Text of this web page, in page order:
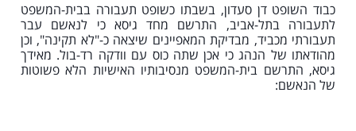
כבוד השופט דן סעדון, בשבתו כשופט תעבורה בבית-המשפט
לתעבורה בתל-אביב, התרשם מחד גיסא כי לנאשם עבר
תעבורתי מכביד, מבדיקת המאפיינים שיצאה כ-"לא תקינה", וכן
מהודאתו של הנהג כי אכן שתה כוס עם וודקה רד-בול. מאידך
גיסא, התרשם בית-המשפט מנסיבותיו האישיות הלא פשוטות
של הנאשם: